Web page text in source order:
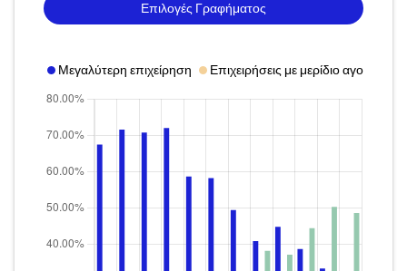
Επιλογές Γραφήματος
Μεγαλύτερη επιχείρηση Επιχειρήσεις με μερίδιο αγοράς